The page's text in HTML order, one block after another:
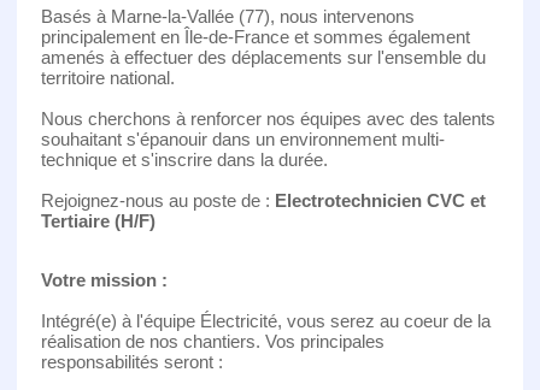
Basés à Marne-la-Vallée (77), nous intervenons
principalement en Île-de-France et sommes également
amenés à effectuer des déplacements sur l'ensemble du
territoire national.
Nous cherchons à renforcer nos équipes avec des talents
souhaitant s'épanouir dans un environnement multi-
technique et s'inscrire dans la durée.
Rejoignez-nous au poste de : Electrotechnicien CVC et
Tertiaire (H/F)
Votre mission :
Intégré(e) à l'équipe Électricité, vous serez au coeur de la
réalisation de nos chantiers. Vos principales
responsabilités seront :